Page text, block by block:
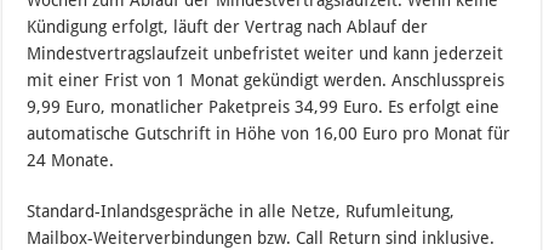
Kündigung erfolgt, läuft der Vertrag nach Ablauf der
Mindestvertragslaufzeit unbefristet weiter und kann jederzeit
mit einer Frist von 1 Monat gekündigt werden. Anschlusspreis
9,99 Euro, monatlicher Paketpreis 34,99 Euro. Es erfolgt eine
automatische Gutschrift in Höhe von 16,00 Euro pro Monat für
24 Monate.
Standard-Inlandsgespräche in alle Netze, Rufumleitung,
Mailbox-Weiterverbindungen bzw. Call Return sind inklusive.